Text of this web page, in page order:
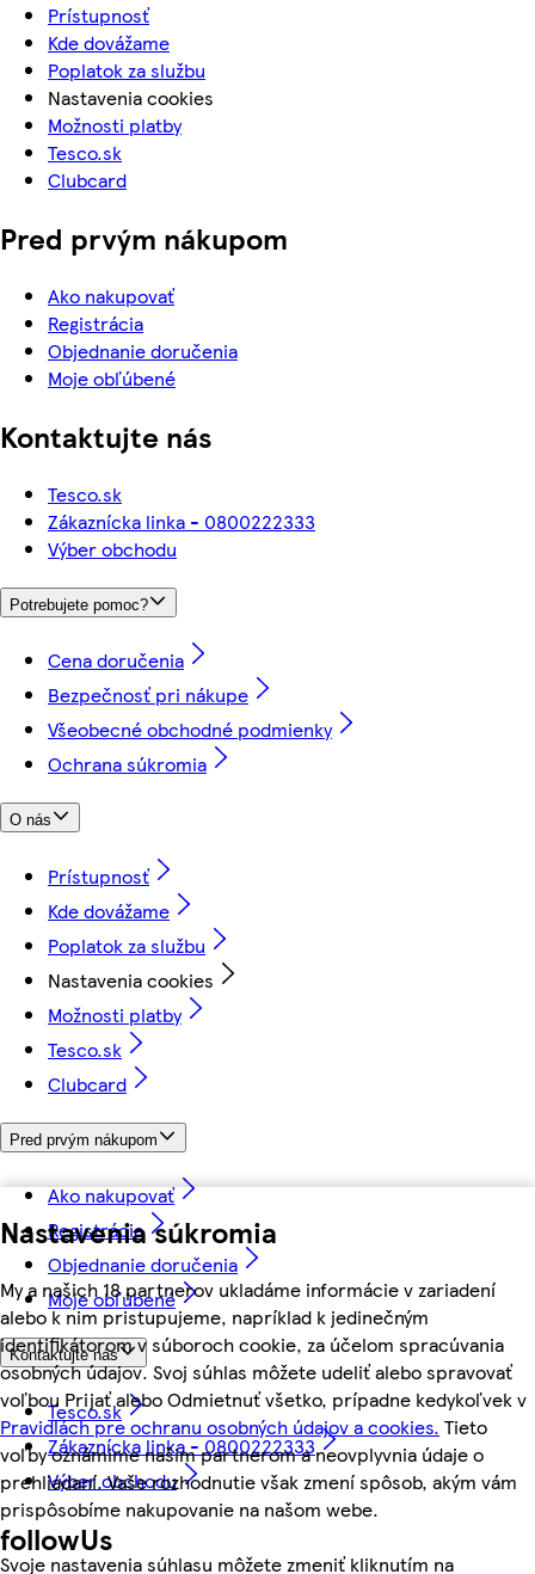
Nastavenia súkromia
My a našich 18 partnerov ukladáme informácie v zariadení
alebo k nim pristupujeme, napríklad k jedinečným
identifikátorom v súboroch cookie, za účelom spracúvania
osobných údajov. Svoj súhlas môžete udeliť alebo spravovať
voľbou Prijať alebo Odmietnuť všetko, prípadne kedykoľvek v
Pravidlách pre ochranu osobných údajov a cookies. Tieto
voľby oznámime našim partnerom a neovplyvnia údaje o
prehliadaní. Vaše rozhodnutie však zmení spôsob, akým vám
prispôsobíme nakupovanie na našom webe.
Svoje nastavenia súhlasu môžete zmeniť kliknutím na
Prístupnosť
Kde dovážame
Poplatok za službu
Nastavenia cookies
Možnosti platby
Tesco.sk
Clubcard
Pred prvým nákupom
Ako nakupovať
Registrácia
Objednanie doručenia
Moje obľúbené
Kontaktujte nás
Tesco.sk
Zákaznícka linka - 0800222333
Výber obchodu
Potrebujete pomoc?
Cena doručenia
Bezpečnosť pri nákupe
Všeobecné obchodné podmienky
Ochrana súkromia
O nás
Prístupnosť
Kde dovážame
Poplatok za službu
Nastavenia cookies
Možnosti platby
Tesco.sk
Clubcard
Pred prvým nákupom
Ako nakupovať
Registrácia
Objednanie doručenia
Moje obľúbené
Kontaktujte nás
Tesco.sk
Zákaznícka linka - 0800222333
Výber obchodu
followUs